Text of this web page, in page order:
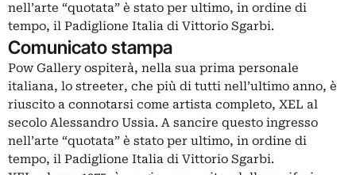
nell’arte “quotata” è stato per ultimo, in ordine di
tempo, il Padiglione Italia di Vittorio Sgarbi.
Comunicato stampa
Pow Gallery ospiterà, nella sua prima personale
italiana, lo streeter, che più di tutti nell’ultimo anno, è
riuscito a connotarsi come artista completo, XEL al
secolo Alessandro Ussia. A sancire questo ingresso
nell’arte “quotata” è stato per ultimo, in ordine di
tempo, il Padiglione Italia di Vittorio Sgarbi.